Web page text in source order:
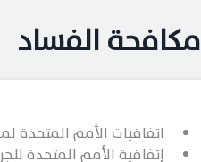
مكافحة الفساد
​​اتفاقيات الأمم المتحدة
​​​​​​​إتفاقية الأمم المتحدة